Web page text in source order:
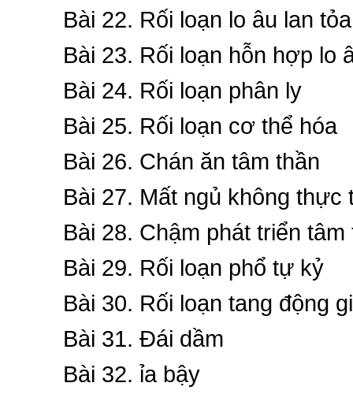
Bài 22. Rối loạn lo âu lan tỏa
Bài 23. Rối loạn hỗn hợp lo
Bài 24. Rối loạn phân ly
Bài 25. Rối loạn cơ thể hóa
Bài 26. Chán ăn tâm thần
Bài 27. Mất ngủ không thực
Bài 28. Chậm phát triển tâm
Bài 29. Rối loạn phổ tự kỷ
Bài 30. Rối loạn tang động
Bài 31. Đái dầm
Bài 32. ỉa bậy